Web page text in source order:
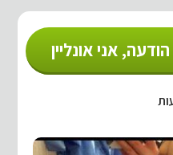
אני אונליין